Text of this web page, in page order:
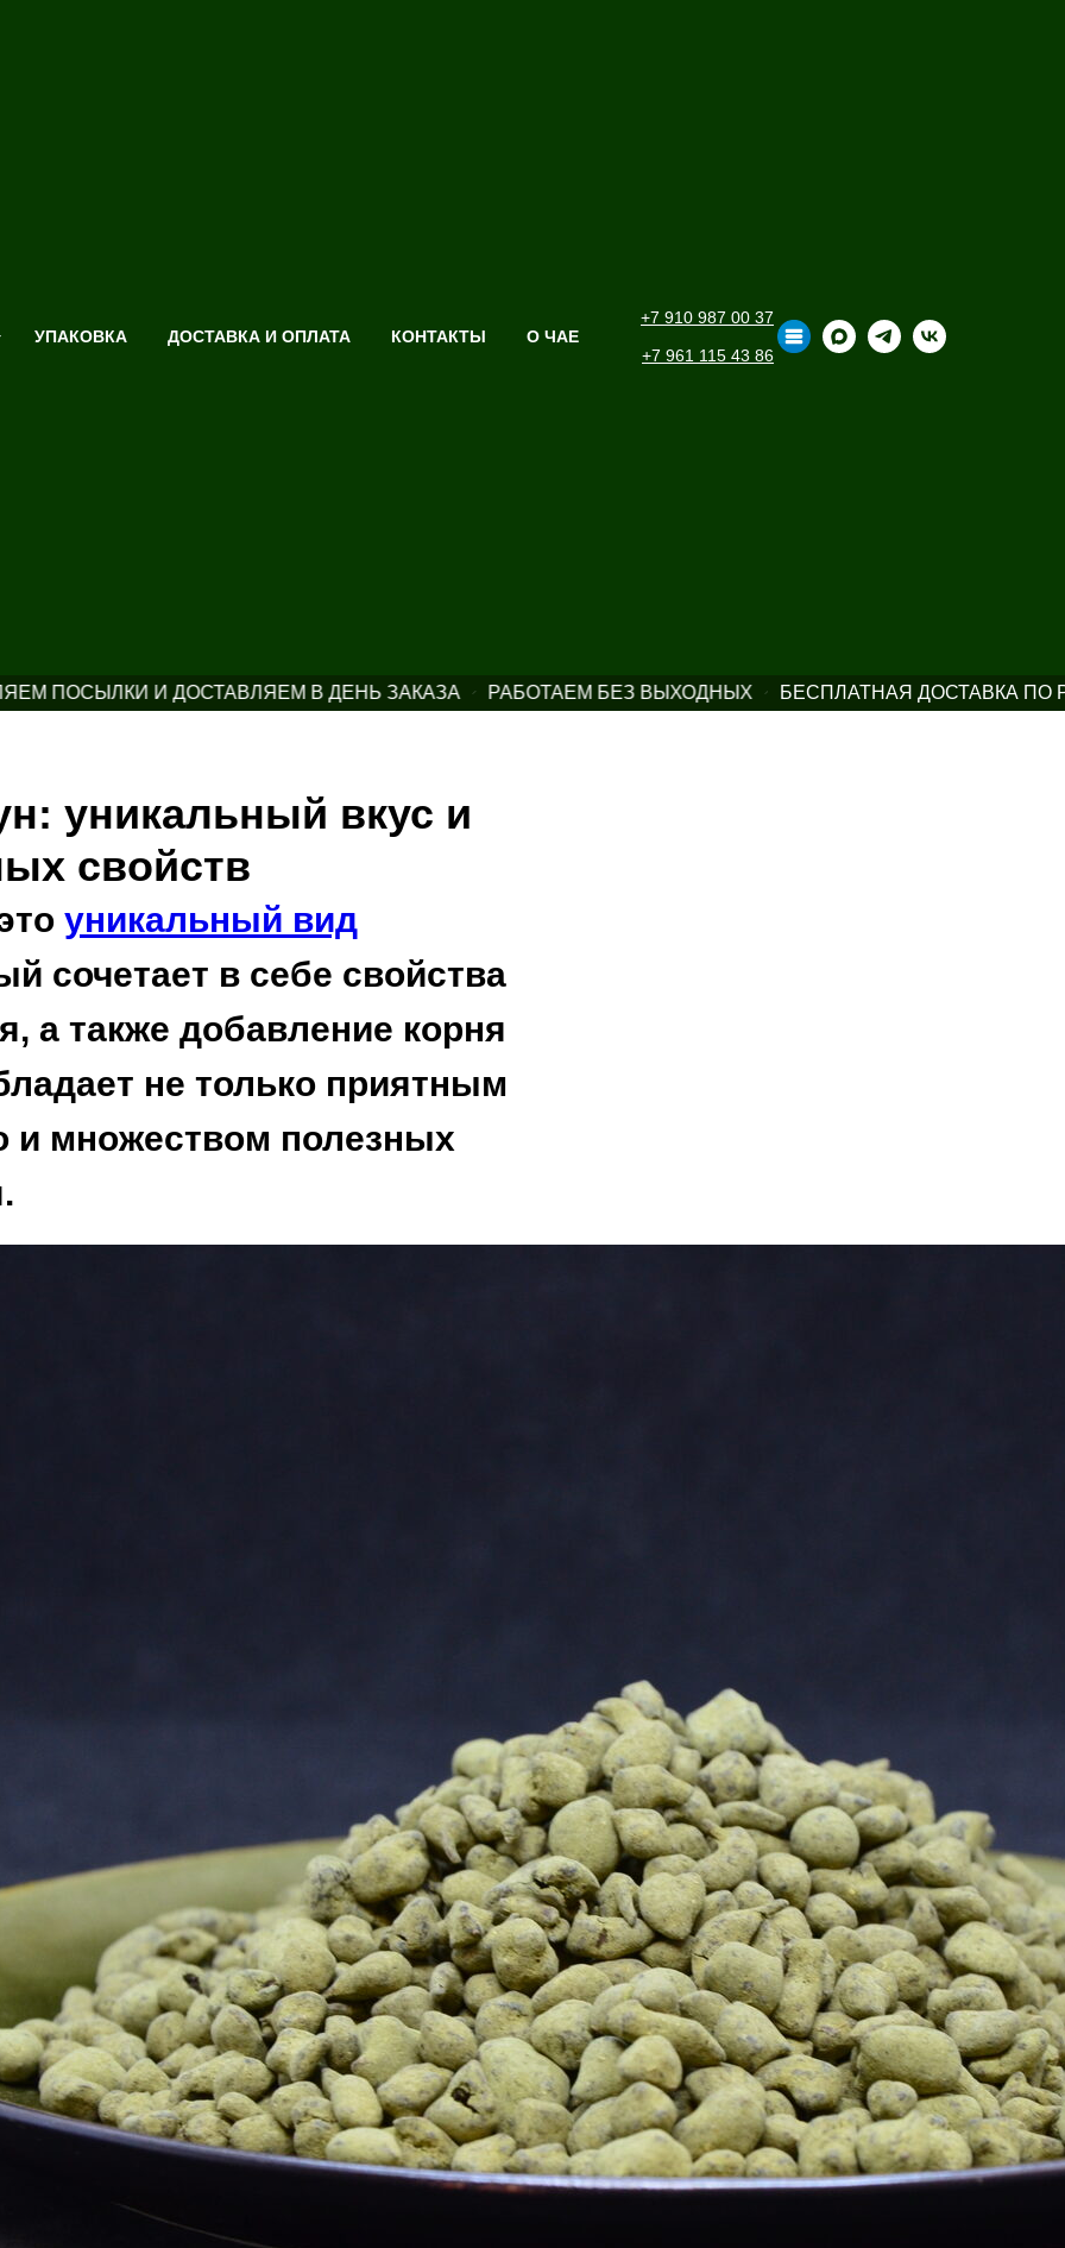
УПАКОВКА ДОСТАВКА И ОПЛАТА КОНТАКТЫ О ЧАЕ
+7 910 987 00 37
+7 961 115 43 86
ПОСЫЛКИ И ДОСТАВЛЯЕМ В ДЕНЬ ЗАКАЗА РАБОТАЕМ БЕЗ ВЫХОДНЫХ БЕСПЛАТНАЯ ДОСТАВКА ПО
уникальный вкус и
свойств
уникальный вид
сочетает в себе свойства
а также добавление корня
не только приятным
и множеством полезных